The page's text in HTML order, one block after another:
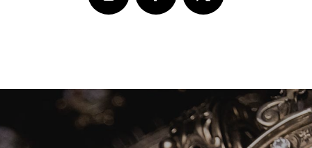
a un tercero, no podrá ser realizada sin
remitente inmediatamente sin difundir o
guardar copia del mismo.